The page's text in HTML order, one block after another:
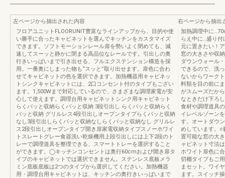
左ページから抽出された内容
フロアユニットFLOORUNIT豊富なラインアップから、目的や使
い勝手に合ったキャビネットを選んでキッチンをカスタマイズ
できます。ソフトモーションレール扉を勢いよく閉めても、減
速してスーッと静かに閉まる高品位なレールです。引出しの奥
行きいっぱいまで引き出せる、フルエクステンション構造を採
用。一番奥にしまった物も“スッと”取り出せます。扉色に合わ
せてキャビネットの色を選択できます。加熱機器用キャビネッ
トシンクキャビネットには、2口コンセント付のタイプもござい
ます。1,500Wまで対応しているので、さまざまな調理家電が安
心して使えます。調理台用キャビネットシンク用キャビネット
らくパッと収納らくパッと収納 3段引出し らくパッと収納らく
パッと収納 グリルレス4段引出しオープンタイプらくパッと収納
なし3段引出しらくパッと収納なしらくパッと収納なし グリルレ
ス2段引出しオープンタイプ開き扉家電収納タイプスノーホワイ
トスレートグレー食器洗い乾燥機用上段引出しには上下2段のト
レーで調理道具を整理できる、スマートトレーを選択すること
ができます。◯キッチンコンセントは奥行60cmおよび開き扉タ
イプのキャビネットでは選択できません。ステンレス底板メラ
ミン底板底板は2つのタイプから選択してください。加熱機器
用・調理台用キャビネットは、キッチンの奥行きいっぱいまで
右ページから抽出
加熱調理中に
らえ中に…盛り
元に置きたい！
窓の大きさや収
ダウンウォール
できるので、洗
ないからワーク
料類を目の前に
がスムーズだか
なときだけ下ろ
食材や調理道具
イレベルゾーン
す。オートダウ
めしています。
置可能な窓の大
ャビネット寸法
ホワイト扉色に
切棚タイプもご
まセット。ワイ
ます。スイッチ